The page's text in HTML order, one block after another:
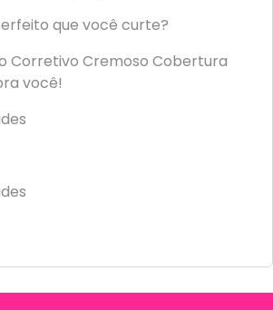
que você curte?
Corretivo Cremoso Cobertura
você!